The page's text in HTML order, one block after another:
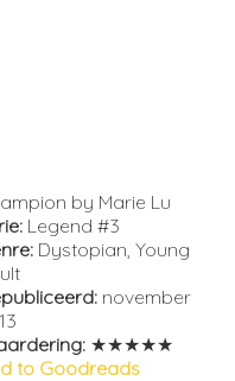
by Marie Lu
Legend #3
Dystopian, Young
november
★★★★★
to Goodreads